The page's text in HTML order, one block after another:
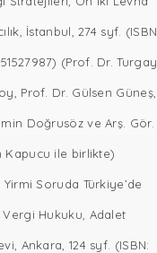
İstanbul, 274 syf. (ISBN
(Prof. Dr. Turgay
Prof. Dr. Gülsen Güneş,
Doğrusöz ve Arş. Gör.
Kapucu ile birlikte)
Yirmi Soruda Türkiye’de
Vergi Hukuku, Adalet
Ankara, 124 syf. (ISBN: